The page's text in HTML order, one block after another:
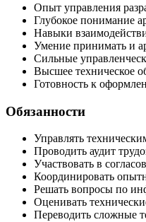
Опыт управления
Глубокое понимание
Навыки
Умение принимать и
Сильные
Высшее техническое
Готовность к
Обязанности
Управлять
Проводить аудит
Участвовать в
Координировать
Решать вопросы по
Оценивать
Переводить сложные